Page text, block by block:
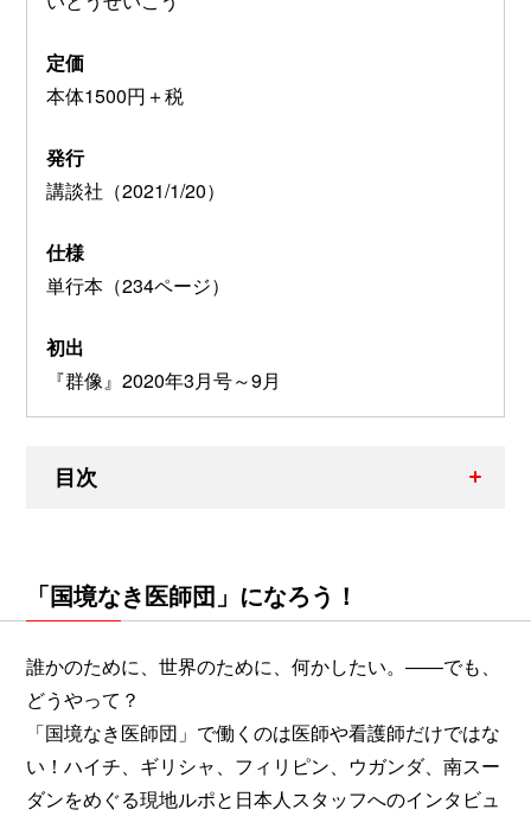
定価
本体1500円＋税
発行
講談社（2021/1/20）
仕様
単行本（234ページ）
初出
『群像』2020年3月号～9月
目次
「国境なき医師団」になろう！
誰かのために、世界のために、何かしたい。――でも、
どうやって？
「国境なき医師団」で働くのは医師や看護師だけではな
い！ハイチ、ギリシャ、フィリピン、ウガンダ、南スー
ダンをめぐる現地ルポと日本人スタッフへのインタビュ